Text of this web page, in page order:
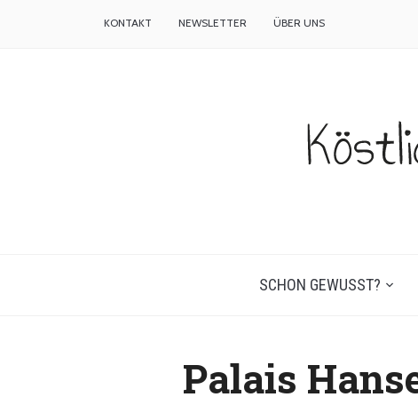
KONTAKT NEWSLETTER ÜBER UNS
SCHON GEWUSST?
Palais